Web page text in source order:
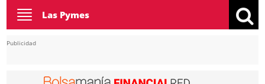
Toggle
navigation
Las Pymes
Publicidad